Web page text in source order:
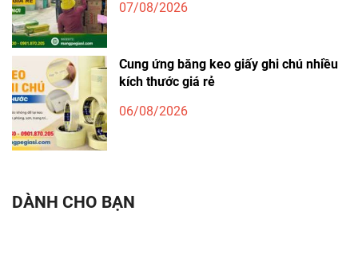
07/08/2026
Cung ứng băng keo giấy ghi chú nhiều
kích thước giá rẻ
06/08/2026
DÀNH CHO BẠN